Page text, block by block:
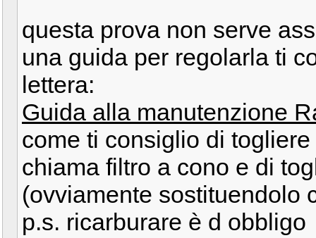
questa prova non serve
una guida per regolarla ti
lettera:
Guida alla manutenzione
come ti consiglio di
chiama filtro a cono e di
(ovviamente sostituendolo
p.s. ricarburare è d obbligo